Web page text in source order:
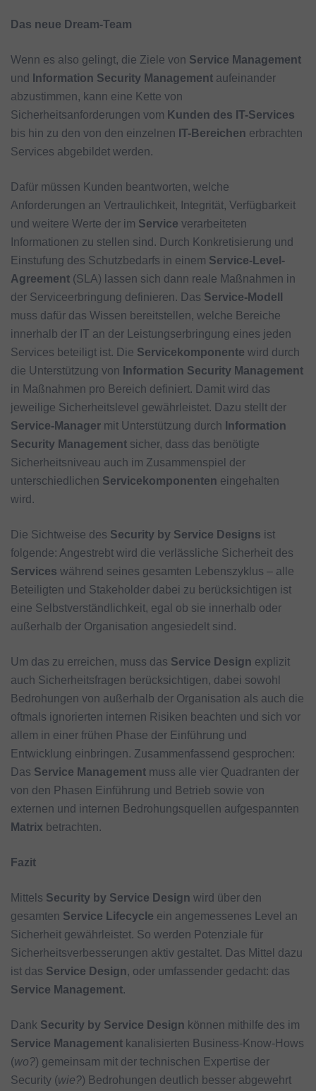
Das neue Dream-Team
Wenn es also gelingt, die Ziele von Service Management
und
Information Security Management aufeinander
abzustimmen, kann eine Kette von
Sicherheitsanforderungen vom Kunden des IT-Services
bis hin zu den von den einzelnen IT-Bereichen erbrachten
Services abgebildet werden.
Dafür müssen Kunden beantworten, welche
Anforderungen an Vertraulichkeit, Integrität, Verfügbarkeit
und weitere Werte der im Service verarbeiteten
Informationen zu stellen sind. Durch Konkretisierung und
Einstufung des Schutzbedarfs in einem Service-Level-
Agreement (SLA) lassen sich dann reale Maßnahmen in
der Serviceerbringung definieren. Das Service-Modell
muss dafür das Wissen bereitstellen, welche Bereiche
innerhalb der IT an der Leistungserbringung eines jeden
Services beteiligt ist. Die Servicekomponente wird durch
die Unterstützung von Information Security Management
in Maßnahmen pro Bereich definiert. Damit wird das
jeweilige Sicherheitslevel gewährleistet. Dazu stellt der
Service-Manager mit Unterstützung durch Information
Security Management sicher, dass das benötigte
Sicherheitsniveau auch im Zusammenspiel der
unterschiedlichen Servicekomponenten eingehalten
wird.
Die Sichtweise des Security by Service Designs ist
folgende: Angestrebt wird die verlässliche Sicherheit des
Services während seines gesamten Lebenszyklus – alle
Beteiligten und Stakeholder dabei zu berücksichtigen ist
eine Selbstverständlichkeit, egal ob sie innerhalb oder
außerhalb der Organisation angesiedelt sind.
Um das zu erreichen, muss das Service Design explizit
auch Sicherheitsfragen berücksichtigen, dabei sowohl
Bedrohungen von außerhalb der Organisation als auch die
oftmals ignorierten internen Risiken beachten und sich vor
allem in einer frühen Phase der Einführung und
Entwicklung einbringen. Zusammenfassend gesprochen:
Das Service Management muss alle vier Quadranten der
von den Phasen Einführung und Betrieb sowie von
externen und internen Bedrohungsquellen aufgespannten
Matrix betrachten.
Fazit
Mittels Security by Service Design wird über den
gesamten Service Lifecycle ein angemessenes Level an
Sicherheit gewährleistet. So werden Potenziale für
Sicherheitsverbesserungen aktiv gestaltet. Das Mittel dazu
ist das Service Design, oder umfassender gedacht: das
Service Management.
Dank Security by Service Design können mithilfe des im
Service Management kanalisierten Business-Know-Hows
(wo?) gemeinsam mit der technischen Expertise der
Security (wie?) Bedrohungen deutlich besser abgewehrt